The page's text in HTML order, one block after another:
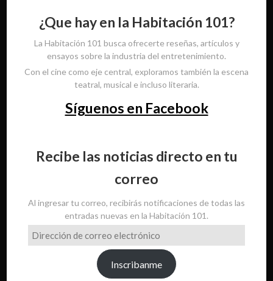
¿Que hay en la Habitación 101?
La Habitación 101 busca ofrecerte reseñas, artículos y
ensayos sobre la industria del entretenimiento.
Con el cine como eje central, exploramos también la escena
teatral, musical e incluso literaria.
Síguenos en Facebook
Recibe las noticias directo en tu
correo
Al ingresar tu correo, recibirás notificaciones de todas las
entradas nuevas en la Habitación 101.
Dirección
de
Inscribanme